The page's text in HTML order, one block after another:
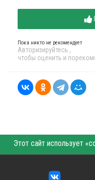
Пока никто не рекомендует
Авторизируйтесь ,
чтобы оценить и